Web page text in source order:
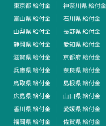
東京都 給付金
神奈川県 給付金
富山県 給付金
石川県 給付金
山梨県 給付金
長野県 給付金
静岡県 給付金
愛知県 給付金
滋賀県 給付金
京都府 給付金
兵庫県 給付金
奈良県 給付金
鳥取県 給付金
島根県 給付金
広島県 給付金
山口県 給付金
香川県 給付金
愛媛県 給付金
福岡県 給付金
佐賀県 給付金